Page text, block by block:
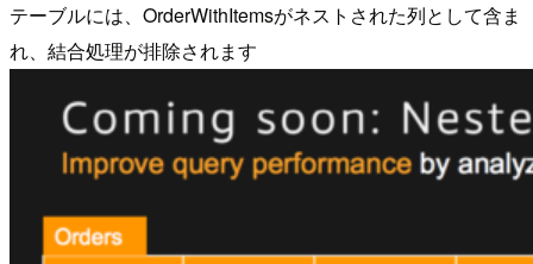
テーブルには、OrderWithItemsがネストされた列として含ま
れ、結合処理が排除されます